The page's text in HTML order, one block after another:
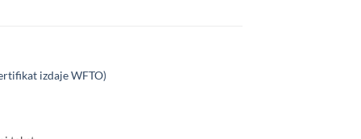
izdaje WFTO)